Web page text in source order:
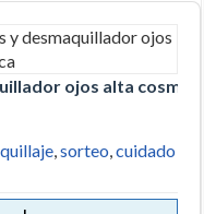
ojos alta
,sorteo,cuidado